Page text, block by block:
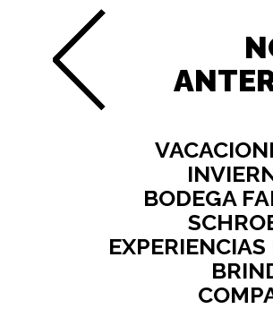
BODEGA
EXPERIENCIAS